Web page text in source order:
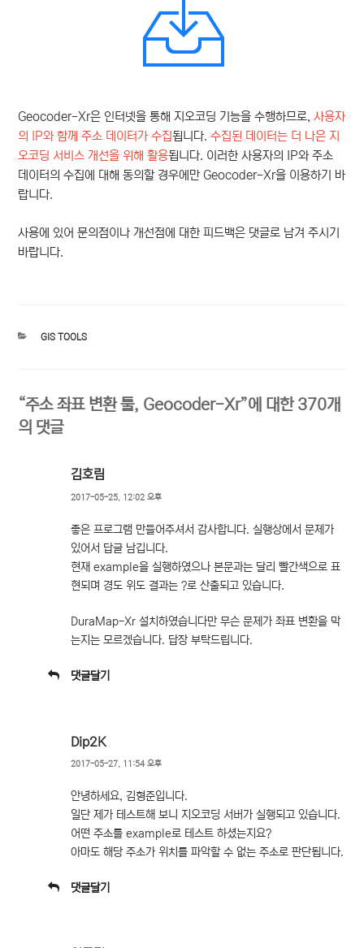
Geocoder-Xr은 인터넷을 통해 지오코딩 기능을 수행하므로,사용자
의 IP와 함께 주소 데이터가 수집됩니다.수집된 데이터는 더 나은 지
오코딩 서비스 개선을 위해 활용됩니다. 이러한 사용자의 IP와 주소
데이터의 수집에 대해 동의할 경우에만 Geocoder-Xr을 이용하기 바
랍니다.
사용에 있어 문의점이나 개선점에 대한 피드백은 댓글로 남겨 주시기
바랍니다.
카
GIS TOOLS
“주소 좌표 변환 툴, Geocoder-Xr”에 대한 370개
의 댓글
김호림
2017-05-25, 12:02 오후
좋은 프로그램 만들어주셔서 감사합니다. 실행상에서 문제가
있어서 답글 남깁니다.
현재 example을 실행하였으나 본문과는 달리 빨간색으로 표
현되며 경도 위도 결과는 ?로 산출되고 있습니다.
DuraMap-Xr 설치하였습니다만 무슨 문제가 좌표 변환을 막
는지는 모르겠습니다. 답장 부탁드립니다.
댓글달기
Dip2K
2017-05-27, 11:54 오후
안녕하세요, 김형준입니다.
일단 제가 테스트해 보니 지오코딩 서버가 실행되고 있습니다.
어떤 주소를 example로 테스트 하셨는지요?
아마도 해당 주소가 위치를 파악할 수 없는 주소로 판단됩니다.
댓글달기